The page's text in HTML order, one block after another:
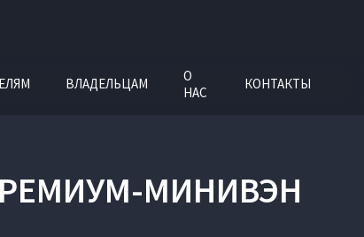
ВЛАДЕЛЬЦАМ
О
НАС
КОНТАКТЫ
МИНИВЭН